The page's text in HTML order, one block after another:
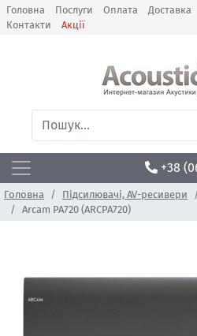
Головна Послуги Оплата Доставка
Контакти
Акції
+38
Головна Підсилювачі, AV-ресивери
Arcam PA720 (ARCPA720)